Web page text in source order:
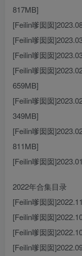
817MB]
[Feilin嗲囡囡
[Feilin嗲囡囡
[Feilin嗲囡囡
[Feilin嗲囡囡
659MB]
[Feilin嗲囡囡
349MB]
[Feilin嗲囡囡
811MB]
[Feilin嗲囡囡
2022年合集目录
[Feilin嗲囡囡
[Feilin嗲囡囡
[Feilin嗲囡囡
[Feilin嗲囡囡